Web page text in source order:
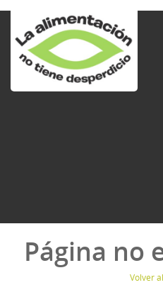
Página no
Volver